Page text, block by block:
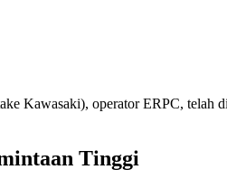
Kawasaki), operator ERPC, telah
Tinggi